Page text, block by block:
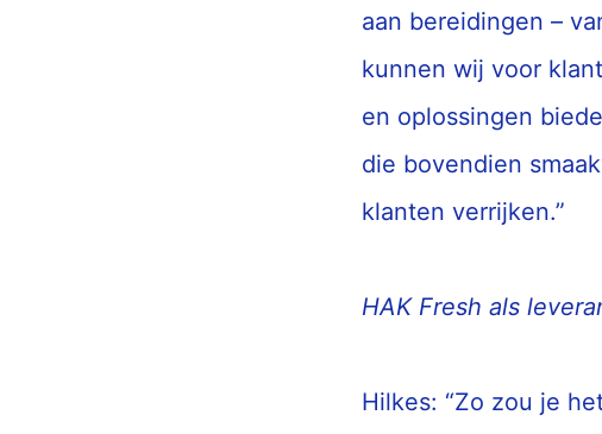
aan bereidingen –
kunnen wij voor
en oplossingen
die bovendien
klanten verrijken.”
HAK Fresh als
Hilkes: “Zo zou je